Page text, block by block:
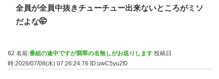
全員が全員中抜きチューチュー出来ないところがミソ
だよな🤭
62 名前:番組の途中ですが翡翠の名無しがお送りします 投稿日
時:2026/07/08(水) 07:26:24.76
ID:uwC5yu2t0